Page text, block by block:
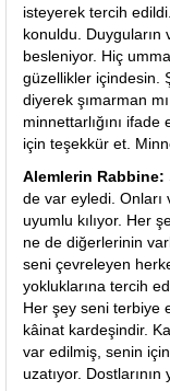
isteyerek tercih
konuldu.
besleniyor. Hiç
güzellikler içindesin.
diyerek şımarman
minnettarlığını
için teşekkür et.
Alemlerin Rabbine:
de var eyledi.
uyumlu kılıyor. Her
ne de diğerlerinin
seni çevreleyen
yokluklarına tercih
Her şey seni terbiye
kâinat kardeşindir.
var edilmiş, senin
uzatıyor. Dostlarının